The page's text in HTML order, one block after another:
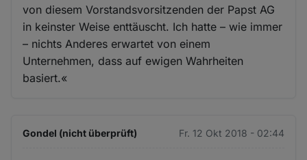
von diesem Vorstandsvorsitzenden der Papst AG
in keinster Weise enttäuscht. Ich hatte – wie immer
– nichts Anderes erwartet von einem
Unternehmen, dass auf ewigen Wahrheiten
basiert.«
Gondel (nicht überprüft) Fr. 12 Okt 2018 - 02:44